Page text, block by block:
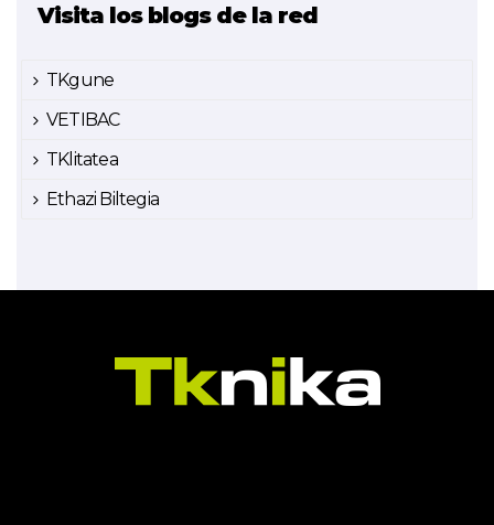
Visita los blogs de la red
TKgune
VETIBAC
TKlitatea
Ethazi Biltegia